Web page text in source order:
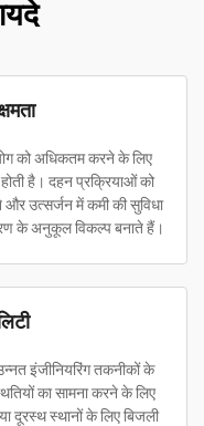
को अधिकतम करने के लिए
है। दहन प्रक्रियाओं को
उत्सर्जन में कमी की सुविधा
के अनुकूल विकल्प बनाते हैं।
इंजीनियरिंग तकनीकों के
का सामना करने के लिए
दूरस्थ स्थानों के लिए बिजली